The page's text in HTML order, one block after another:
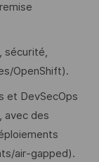
sécurité,
OpenShift).
et DevSecOps
avec des
air‑gapped).